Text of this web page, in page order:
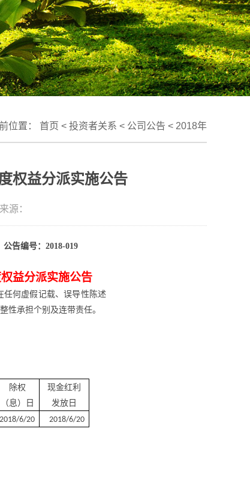
位置： 首页 < 投资者关系 < 公司公告 < 2018年
权益分派实施公告
来源：
公告编号： 2018-019
权益分派实施公告
任何虚假记载、误导性陈述
性承担个别及连带责任。
除权
（息）日
现金红利
发放日
2018/6/20 2018/6/20